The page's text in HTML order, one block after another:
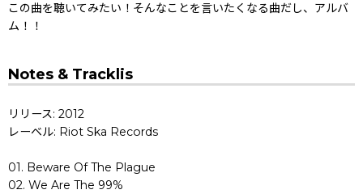
この曲を聴いてみたい！そんなことを言いたくなる曲だし、アルバ
ム！！
Notes & Tracklis
リリース: 2012
レーベル: Riot Ska Records
01. Beware Of The Plague
02. We Are The 99%